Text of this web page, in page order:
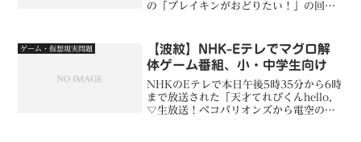
の「ブレイキンがおどりたい！」の回
言葉」を使っていることがわかりまし
た。「若...
ゲーム・仮想現実問題
【波紋】NHK-Eテレでマグロ解
体ゲーム番組、小・中学生向け
NHKのEテレで本日午後5時35分から6時
まで放送された「天才てれびくんhello，
▽生放送！ペコパリオンズから電空のお